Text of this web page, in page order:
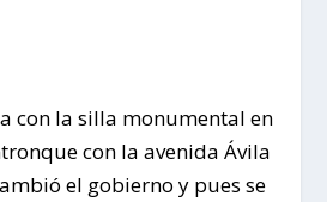
con la silla monumental en
con la avenida Ávila
el gobierno y pues se